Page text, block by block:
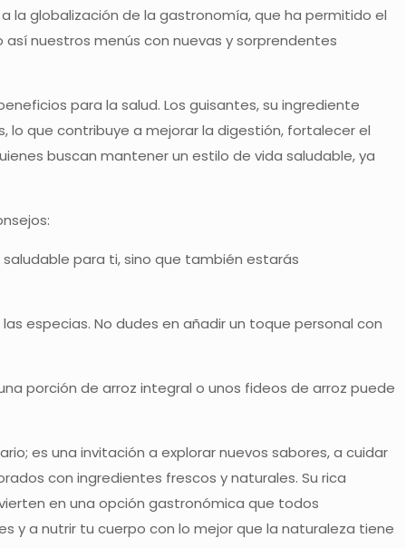
la globalización de la gastronomía, que ha permitido el
nuestros menús con nuevas y sorprendentes
para la salud. Los guisantes, su ingrediente
lo que contribuye a mejorar la digestión, fortalecer el
buscan mantener un estilo de vida saludable, ya
para ti, sino que también estarás
especias. No dudes en añadir un toque personal con
porción de arroz integral o unos fideos de arroz puede
es una invitación a explorar nuevos sabores, a cuidar
con ingredientes frescos y naturales. Su rica
en una opción gastronómica que todos
y a nutrir tu cuerpo con lo mejor que la naturaleza tiene